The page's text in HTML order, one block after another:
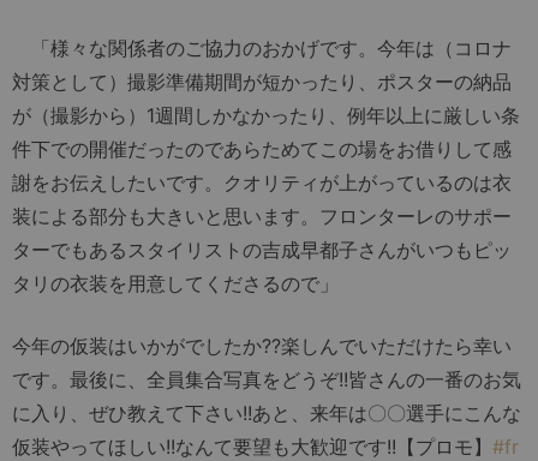
「様々な関係者のご協力のおかげです。今年は（コロナ
対策として）撮影準備期間が短かったり、ポスターの納品
が（撮影から）1週間しかなかったり、例年以上に厳しい条
件下での開催だったのであらためてこの場をお借りして感
謝をお伝えしたいです。クオリティが上がっているのは衣
装による部分も大きいと思います。フロンターレのサポー
ターでもあるスタイリストの吉成早都子さんがいつもピッ
タリの衣装を用意してくださるので」
今年の仮装はいかがでしたか??楽しんでいただけたら幸い
です。最後に、全員集合写真をどうぞ!!皆さんの一番のお気
に入り、ぜひ教えて下さい!!あと、来年は〇〇選手にこんな
仮装やってほしい!!なんて要望も大歓迎です!!【プロモ】 #fr